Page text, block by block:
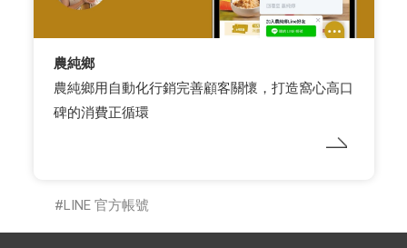
農純鄉
農純鄉用自動化行銷完善顧客關懷，打造窩心高口
碑的消費正循環
LINE 官方帳號